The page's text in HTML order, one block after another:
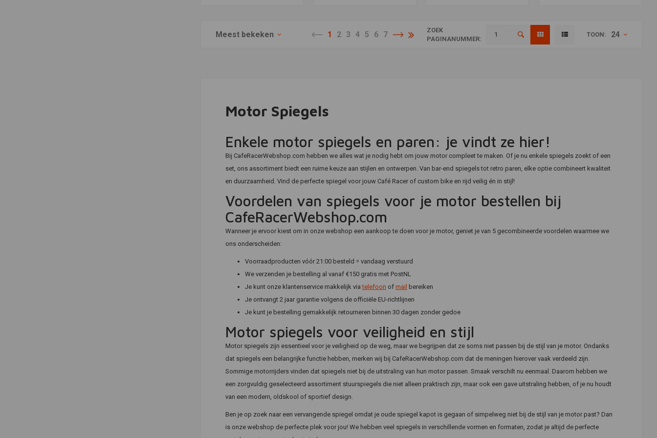
Meest bekeken 1 2 3 4 5 6 7
ZOEK
PAGINANUMMER:
TOON: 24
Motor Spiegels
Enkele motor spiegels en paren: je vindt ze hier!
Bij CafeRacerWebshop.com hebben we alles wat je nodig hebt om jouw motor compleet te maken. Of je nu enkele spiegels zoekt of een
set, ons assortiment biedt een ruime keuze aan stijlen en ontwerpen. Van bar-end spiegels tot retro paren, elke optie combineert kwaliteit
en duurzaamheid. Vind de perfecte spiegel voor jouw Café Racer of custom bike en rijd veilig én in stijl!
Voordelen van spiegels voor je motor bestellen bij
CafeRacerWebshop.com
Wanneer je ervoor kiest om in onze webshop een aankoop te doen voor je motor, geniet je van 5 gecombineerde voordelen waarmee we
ons onderscheiden:
Voorraadproducten vóór 21:00 besteld = vandaag verstuurd
We verzenden je bestelling al vanaf €150 gratis met PostNL
Je kunt onze klantenservice makkelijk viatelefoon of mail bereiken
Je ontvangt 2 jaar garantie volgens de officiële EU-richtlijnen
Je kunt je bestelling gemakkelijk retourneren binnen 30 dagen zonder gedoe
Motor spiegels voor veiligheid en stijl
Motor spiegels zijn essentieel voor je veiligheid op de weg, maar we begrijpen dat ze soms niet passen bij de stijl van je motor. Ondanks
dat spiegels een belangrijke functie hebben, merken wij bij CafeRacerWebshop.com dat de meningen hierover vaak verdeeld zijn.
Sommige motorrijders vinden dat spiegels niet bij de uitstraling van hun motor passen. Smaak verschilt nu eenmaal. Daarom hebben we
een zorgvuldig geselecteerd assortiment stuurspiegels die niet alleen praktisch zijn, maar ook een gave uitstraling hebben, of je nu houdt
van een modern, oldskool of sportief design.
Ben je op zoek naar een vervangende spiegel omdat je oude spiegel kapot is gegaan of simpelweg niet bij de stijl van je motor past? Dan
is onze webshop de perfecte plek voor jou! We hebben veel spiegels in verschillende vormen en formaten, zodat je altijd de perfecte